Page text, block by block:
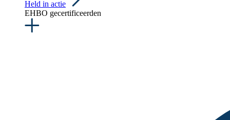
Held in actie
EHBO gecertificeerden